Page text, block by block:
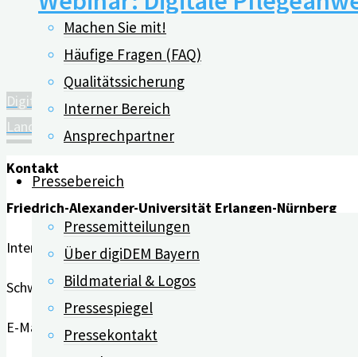
Machen Sie mit!
Häufige Fragen (FAQ)
Qualitätssicherung
Interner Bereich
Ansprechpartner
Pressebereich
Pressemitteilungen
Über digiDEM Bayern
Bildmaterial & Logos
Pressespiegel
Pressekontakt
10.11.2021
Digitalisierung als Chance für Patienten
Landkreis Deggendorf unterstützt digiDEM Bayern
Kontakt
Friedrich-Alexander-Universität Erlangen-Nürnberg
Interdisziplinäres Zentrum für HTA und Public Health (IZPH)
Schwabachanlage 6 | 91054 Erlangen
E-Mail: info@digidem-bayern.de